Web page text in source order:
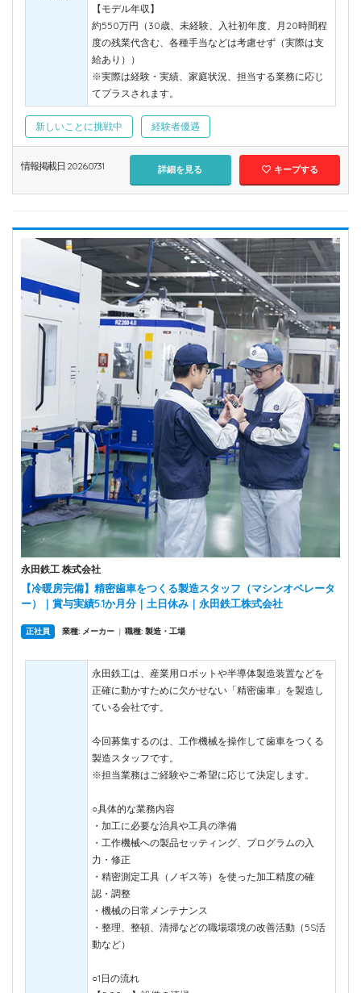
【モデル年収】
約550万円（30歳、未経験、入社初年度、月20時間程
度の残業代含む、各種手当などは考慮せず（実際は支
給あり））
※実際は経験・実績、家庭状況、担当する業務に応じ
てプラスされます。
新しいことに挑戦中 経験者優遇
情報掲載日 2026.07.31 詳細を見る キープする
永田鉄工 株式会社
【冷暖房完備】精密歯車をつくる製造スタッフ（マシンオペレータ
ー）｜賞与実績5.1か月分｜土日休み｜永田鉄工株式会社
正社員 業種: メーカー | 職種: 製造・工場
永田鉄工は、産業用ロボットや半導体製造装置などを
正確に動かすために欠かせない「精密歯車」を製造し
ている会社です。
今回募集するのは、工作機械を操作して歯車をつくる
製造スタッフです。
※担当業務はご経験やご希望に応じて決定します。
○具体的な業務内容
・加工に必要な治具や工具の準備
・工作機械への製品セッティング、プログラムの入
力・修正
・精密測定工具（ノギス等）を使った加工精度の確
認・調整
・機械の日常メンテナンス
・整理、整頓、清掃などの職場環境の改善活動（5S活
動など）
○1日の流れ